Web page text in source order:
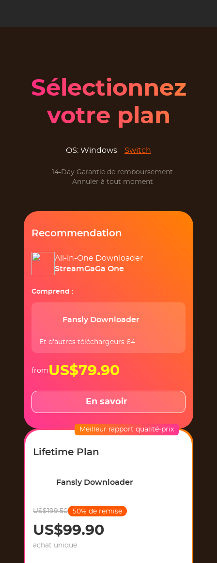
Sélectionnez
votre plan
OS: Windows Switch
14-Day Garantie de remboursement
Annuler à tout moment
Recommendation
All-in-One Downloader
StreamGaGa One
Comprend :
Fansly Downloader
Et d'autres téléchargeurs 64
from US$79.90
En savoir
Meilleur rapport qualité-prix
Lifetime Plan
Fansly Downloader
US$199.50 50% de remise
US$99.90
achat unique